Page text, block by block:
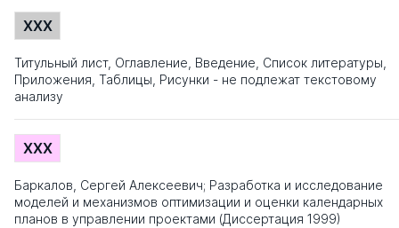
XXX
Титульный лист, Оглавление, Введение, Список литературы,
Приложения, Таблицы, Рисунки - не подлежат текстовому
анализу
XXX
Баркалов, Сергей Алексеевич; Разработка и исследование
моделей и механизмов оптимизации и оценки календарных
планов в управлении проектами (Диссертация 1999)